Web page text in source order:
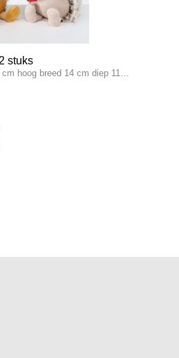
stuks
hoog breed 14 cm diep 11…